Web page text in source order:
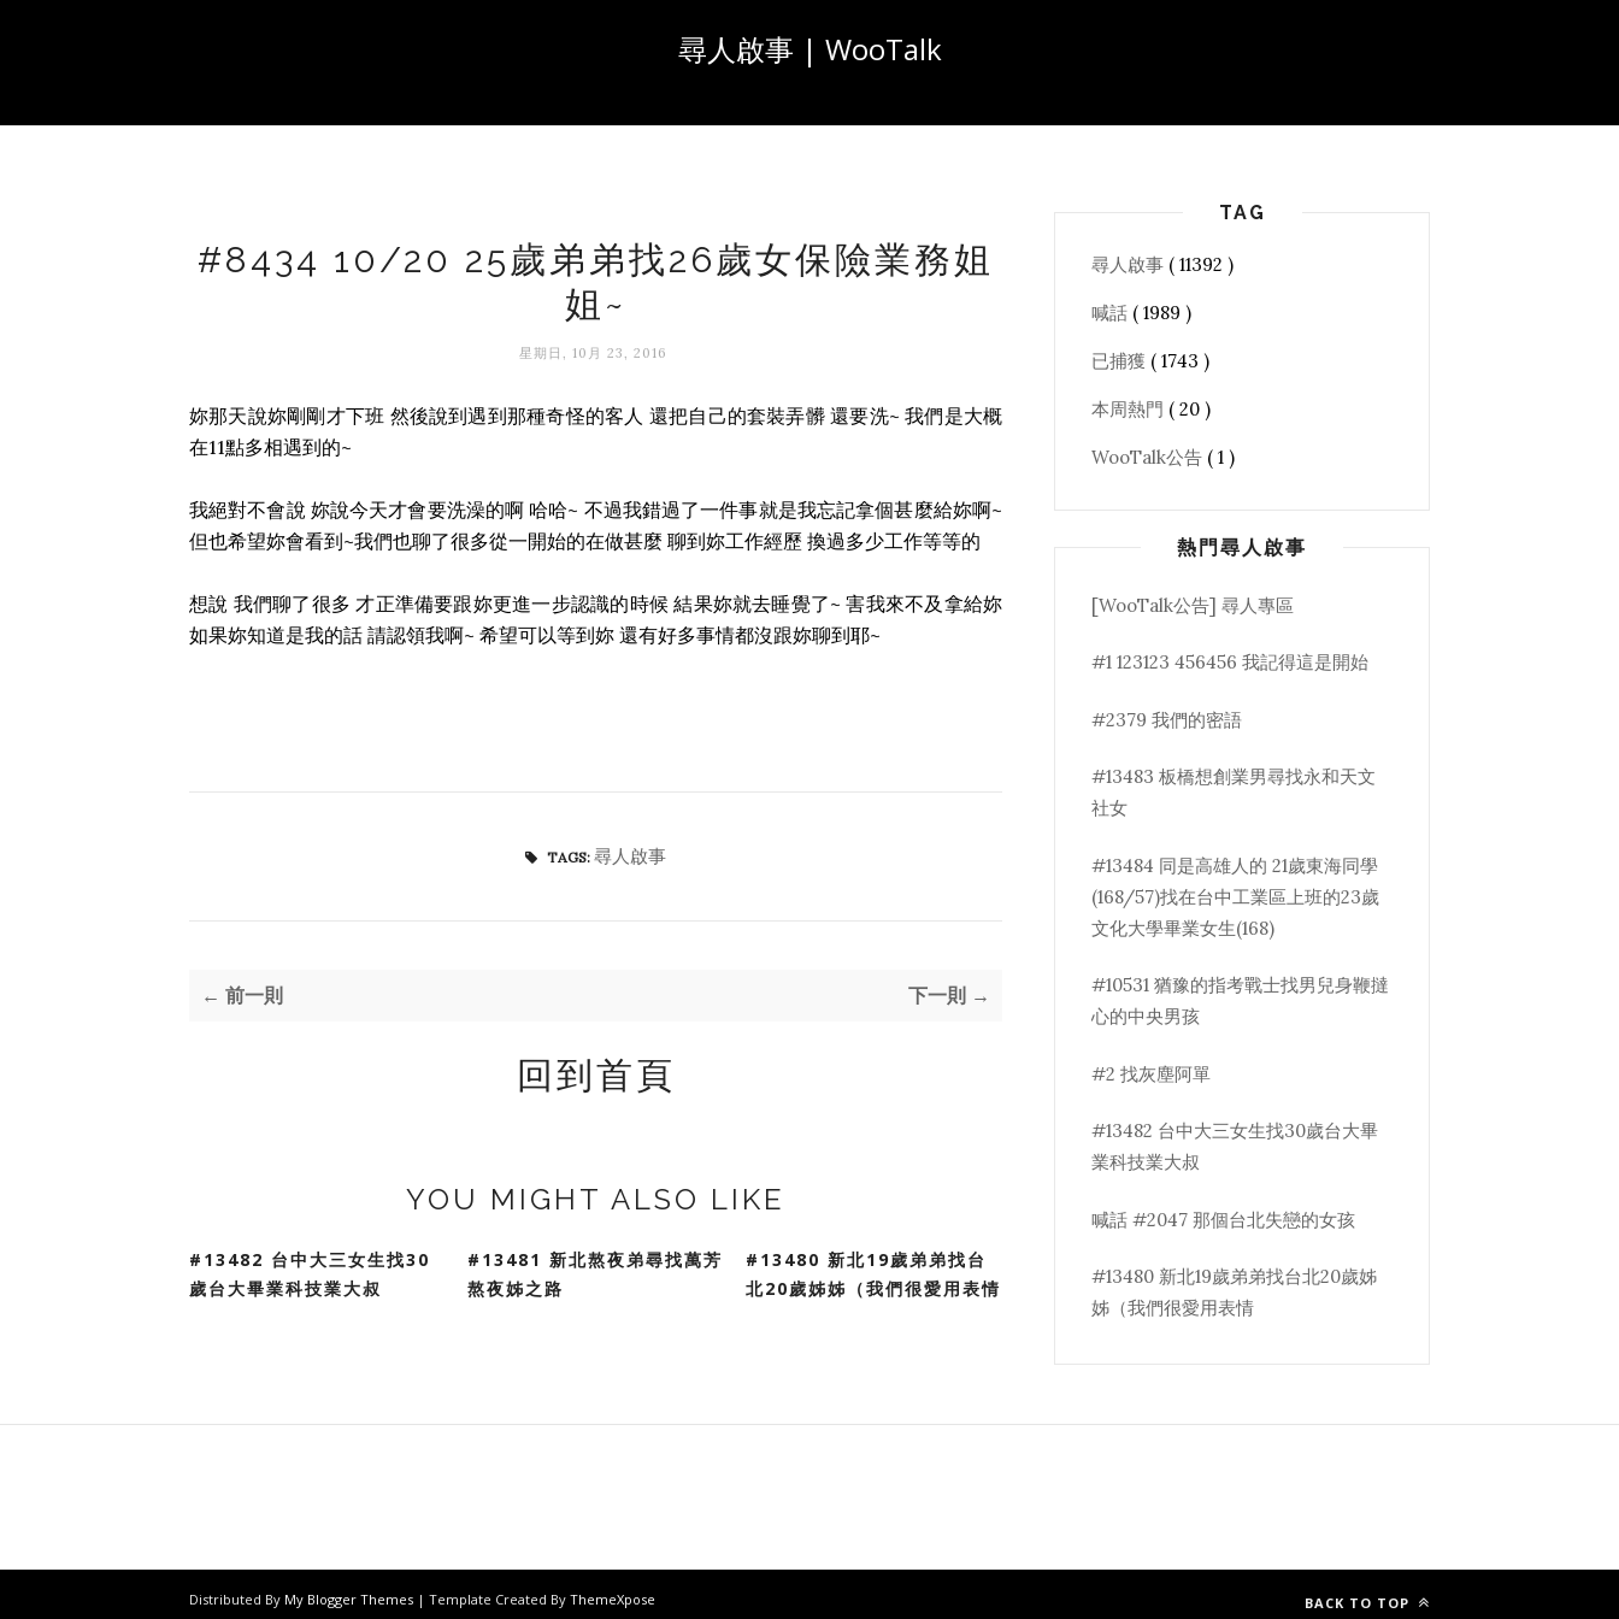
尋人啟事 | WooTalk
#8434 10/20 25歲弟弟找26歲女保險業務姐
姐~
星期日, 10月 23, 2016
妳那天說妳剛剛才下班 然後說到遇到那種奇怪的客人 還把自己的套裝弄髒 還要洗~ 我們是大概
在11點多相遇到的~
我絕對不會說 妳說今天才會要洗澡的啊 哈哈~ 不過我錯過了一件事就是我忘記拿個甚麼給妳啊~
但也希望妳會看到~我們也聊了很多從一開始的在做甚麼 聊到妳工作經歷 換過多少工作等等的
想說 我們聊了很多 才正準備要跟妳更進一步認識的時候 結果妳就去睡覺了~ 害我來不及拿給妳
如果妳知道是我的話 請認領我啊~ 希望可以等到妳 還有好多事情都沒跟妳聊到耶~
TAGS: 尋人啟事
← 前一則 下一則 →
回到首頁
YOU MIGHT ALSO LIKE
#13482 台中大三女生找30
歲台大畢業科技業大叔
#13481 新北熬夜弟尋找萬芳
熬夜姊之路
#13480 新北19歲弟弟找台
北20歲姊姊（我們很愛用表情
TAG
尋人啟事 ( 11392 )
喊話 ( 1989 )
已捕獲 ( 1743 )
本周熱門 ( 20 )
WooTalk公告 ( 1 )
熱門尋人啟事
[WooTalk公告] 尋人專區
#1 123123 456456 我記得這是開始
#2379 我們的密語
#13483 板橋想創業男尋找永和天文
社女
#13484 同是高雄人的 21歲東海同學
(168/57)找在台中工業區上班的23歲
文化大學畢業女生(168)
#10531 猶豫的指考戰士找男兒身鞭撻
心的中央男孩
#2 找灰塵阿單
#13482 台中大三女生找30歲台大畢
業科技業大叔
喊話 #2047 那個台北失戀的女孩
#13480 新北19歲弟弟找台北20歲姊
姊（我們很愛用表情
Distributed By My Blogger Themes | Template Created By ThemeXpose BACK TO TOP